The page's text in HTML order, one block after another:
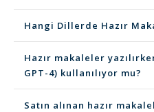
Hangi Dillerde Hazır
Hazır makaleler
GPT-4) kullanılıyor mu?
Satın alınan hazır